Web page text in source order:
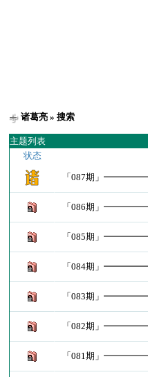
诸葛亮 » 搜索
主题列表
状态
「087期」
「086期」
「085期」
「084期」
「083期」
「082期」
「081期」